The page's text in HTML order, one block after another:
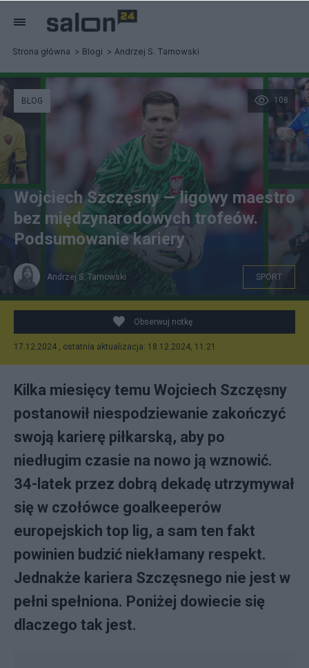
Strona główna Blogi Andrzej S. Tarnowski
108
BLOG
Wojciech Szczęsny — ligowy maestro
bez międzynarodowych trofeów.
Podsumowanie kariery
Andrzej S. Tarnowski SPORT
Obserwuj notkę
17.12.2024 , ostatnia aktualizacja: 18.12.2024, 11:21
Kilka miesięcy temu Wojciech Szczęsny
postanowił niespodziewanie zakończyć
swoją karierę piłkarską, aby po
niedługim czasie na nowo ją wznowić.
34-latek przez dobrą dekadę utrzymywał
się w czołówce goalkeeperów
europejskich top lig, a sam ten fakt
powinien budzić niekłamany respekt.
Jednakże kariera Szczęsnego nie jest w
pełni spełniona. Poniżej dowiecie się
dlaczego tak jest.